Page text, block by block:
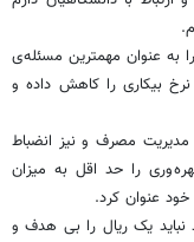
به عنوان مهمترین مسئله ی
بیکاری را کاهش داده و
مصرف و نیز انضباط
وری را حد اقل به میزان
نباید یک ریال را بی هدف و